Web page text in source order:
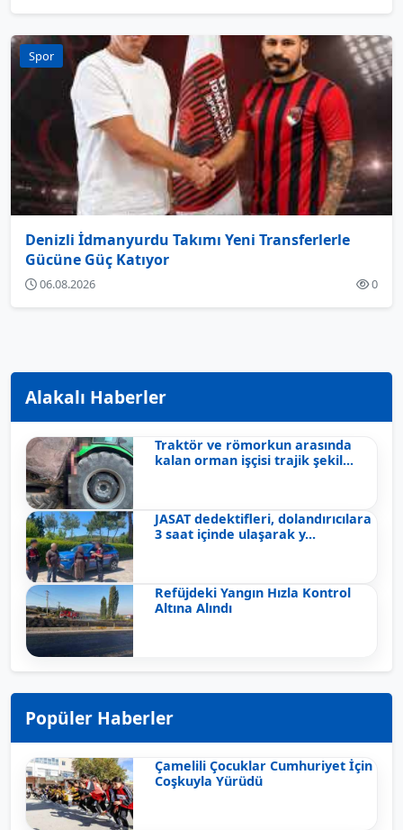
Spor
Denizli İdmanyurdu Takımı Yeni Transferlerle
Gücüne Güç Katıyor
06.08.2026 0
Alakalı Haberler
Traktör ve römorkun arasında
kalan orman işçisi trajik şekil...
JASAT dedektifleri, dolandırıcılara
3 saat içinde ulaşarak y...
Refüjdeki Yangın Hızla Kontrol
Altına Alındı
Popüler Haberler
Çamelili Çocuklar Cumhuriyet İçin
Coşkuyla Yürüdü